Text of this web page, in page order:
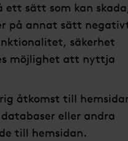
ett sätt som kan
på annat sätt
säkerhet
möjlighet att nyttja
åtkomst till
eller andra
till hemsidan.